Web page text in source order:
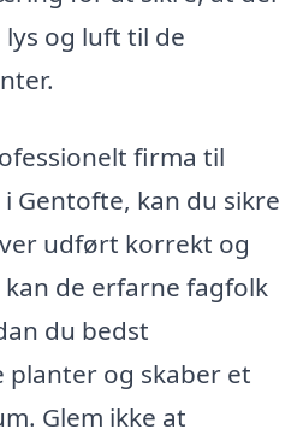
og luft til de
firma til
Gentofte, kan du sikre
udført korrekt og
de erfarne fagfolk
du bedst
og skaber et
Glem ikke at